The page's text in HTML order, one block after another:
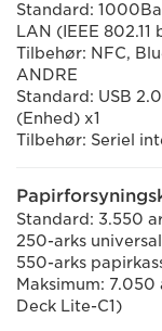
Standard:
LAN (IEEE
Tilbehør: NFC,
ANDRE
Standard: USB
(Enhed) x1
Tilbehør: Seriel
Standard: 3.550
250-arks
550-arks
Maksimum: 7.050
Deck Lite-C1)